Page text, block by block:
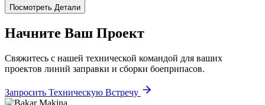
Посмотреть Детали
Начните Ваш Проект
Свяжитесь с нашей технической командой для ваших
проектов линий заправки и сборки боеприпасов.
Запросить Техническую Встречу